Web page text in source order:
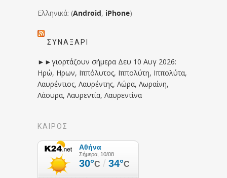
Ελληνικά: (Android, iPhone)
ΣΥΝΑΞΆΡΙ
►►γιορτάζουν σήμερα Δευ 10 Αυγ 2026:
Ηρώ, Ηρων, Ιππόλυτος, Ιππολύτη, Ιππολύτα,
Λαυρέντιος, Λαυρέντης, Λώρα, Λωραίνη,
Λάουρα, Λαυρεντία, Λαυρεντίνα
ΚΑΙΡΟΣ